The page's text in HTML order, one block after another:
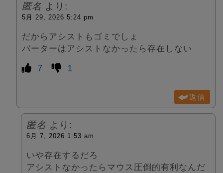
匿名 より:
5月 29, 2026 5:24 pm
だからアシストもゴミでしょ
バーターはアシストなかったら存在しない
7 1
返信
匿名 より:
6月 7, 2026 1:53 am
いや存在するだろ
アシストなかったらマウス圧倒的有利なんだ